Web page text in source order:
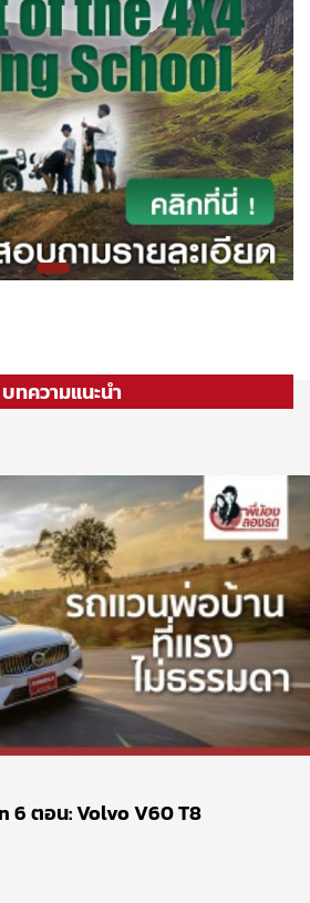
บทความแนะนำ
6 ตอน: Volvo V60 T8